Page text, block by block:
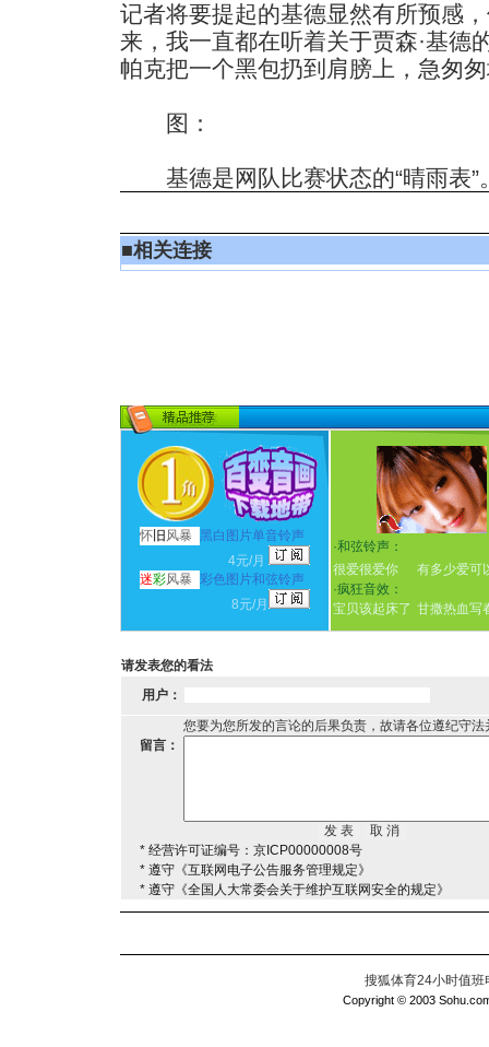
记者将要提起的基德显然有所预感
来，我一直都在听着关于贾森·基德
帕克把一个黑包扔到肩膀上，急匆
图：
基德是网队比赛状态的“晴雨表”
■相关连接
怀 旧 风暴
黑白图片单音铃声
4元/月
迷彩风暴 彩色图片和弦铃声
8元/月
·和弦铃声：
很爱很爱你
有多少爱可
·疯狂音效：
宝贝该起床了 甘撒热血写
请发表您的看法
用户：
您要为您所发的言论的后果负责，故请各位遵纪守
留言：
* 经营许可证编号：京ICP00000008号
* 遵守《互联网电子公告服务管理规定》
* 遵守《全国人大常委会关于维护互联网安全的规定》
搜狐体育24小时值
Copyright © 2003